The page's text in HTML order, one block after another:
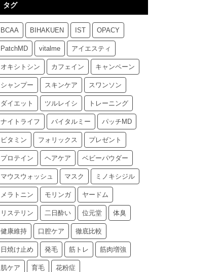
タグ
BCAA BIHAKUEN IST OPACY
PatchMD vitalme アイエスティ
オキシトシン カフェイン キャンペーン
シャンプー スキンケア スワンソン
ダイエット ツルレイシ トレーニング
ナイトライフ バイタルミー パッチMD
ビタミン フォリックス プレゼント
プロテイン ヘアケア ベビーパウダー
マウスウォッシュ マスク ミノキシジル
メラトニン モリンガ ヤードム
リステリン 二日酔い 位元堂 体臭
健康維持 口腔ケア 徹底比較
日焼け止め 発毛 筋トレ 筋肉増強
肌ケア 育毛 花粉症